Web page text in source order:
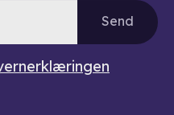
Send